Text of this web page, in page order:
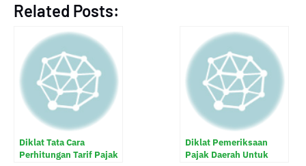
Related Posts:
Diklat Tata Cara
Perhitungan Tarif Pajak
Diklat Pemeriksaan
Pajak Daerah Untuk